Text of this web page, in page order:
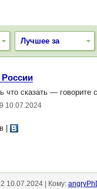
Лучшее за
России
сказать — говорите
10.07.2024
10.07.2024 | Кому: